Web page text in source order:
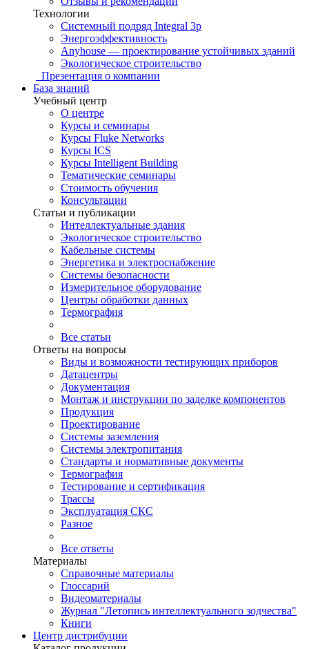
Технологии
Системный подряд Integral 3p
Энергоэффективность
Anyhouse — проектирование устойчивых зданий
Экологическое строительство
Презентация о компании
База знаний
Учебный центр
О центре
Курсы и семинары
Курсы Fluke Networks
Курсы ICS
Курсы Intelligent Building
Тематические семинары
Стоимость обучения
Консультации
Статьи и публикации
Интеллектуальные здания
Экологическое строительство
Кабельные системы
Энергетика и электроснабжение
Системы безопасности
Измерительное оборудование
Центры обработки данных
Термография
Все статьи
Ответы на вопросы
Виды и возможности тестирующих приборов
Датацентры
Документация
Монтаж и инструкции по заделке компонентов
Продукция
Проектирование
Системы заземления
Системы электропитания
Стандарты и нормативные документы
Термография
Тестирование и сертификация
Трассы
Эксплуатация СКС
Разное
Все ответы
Материалы
Справочные материалы
Глоссарий
Видеоматериалы
Журнал "Летопись интеллектуального зодчества"
Книги
Центр дистрибуции